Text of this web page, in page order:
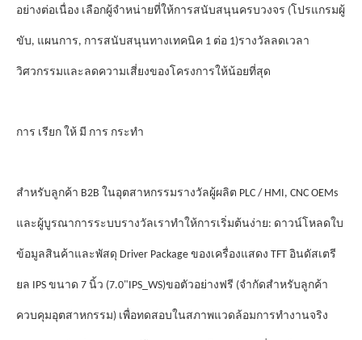
อย่างต่อเนื่อง เลือกผู้จําหน่ายที่ให้การสนับสนุนครบวงจร (โปรแกรมผู้
ขับ, แผนการ, การสนับสนุนทางเทคนิค 1 ต่อ 1)รางวัลลดเวลา
วิศวกรรมและลดความเสี่ยงของโครงการให้น้อยที่สุด
การ เรียก ให้ มี การ กระทํา
สําหรับลูกค้า B2B ในอุตสาหกรรมรางวัลผู้ผลิต PLC / HMI, CNC OEMs
และผู้บูรณาการระบบรางวัลเราทําให้การเริ่มต้นง่าย: ดาวน์โหลดใบ
ข้อมูลสินค้าและพัสดุ Driver Package ของเครื่องแสดง TFT อินดัสเตรี
ยล IPS ขนาด 7 นิ้ว (7.0"IPS_WS)ขอตัวอย่างฟรี (จํากัดสําหรับลูกค้า
ควบคุมอุตสาหกรรม) เพื่อทดสอบในสภาพแวดล้อมการทํางานจริง